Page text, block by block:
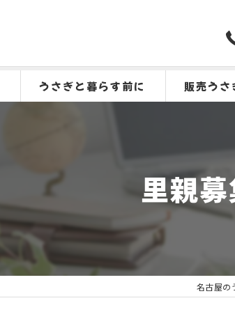
うさぎと暮らす前に 販売うさ
里親
名古屋の